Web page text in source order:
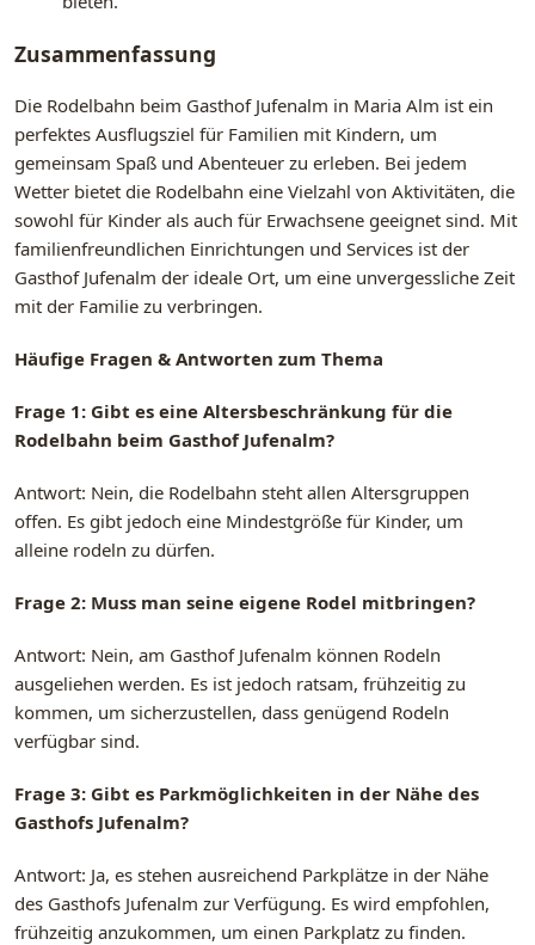
Zusammenfassung
Die Rodelbahn beim Gasthof Jufenalm in Maria Alm ist ein
perfektes Ausflugsziel für Familien mit Kindern, um
gemeinsam Spaß und Abenteuer zu erleben. Bei jedem
Wetter bietet die Rodelbahn eine Vielzahl von Aktivitäten, die
sowohl für Kinder als auch für Erwachsene geeignet sind. Mit
familienfreundlichen Einrichtungen und Services ist der
Gasthof Jufenalm der ideale Ort, um eine unvergessliche Zeit
mit der Familie zu verbringen.
Häufige Fragen & Antworten zum Thema
Frage 1: Gibt es eine Altersbeschränkung für die
Rodelbahn beim Gasthof Jufenalm?
Antwort: Nein, die Rodelbahn steht allen Altersgruppen
offen. Es gibt jedoch eine Mindestgröße für Kinder, um
alleine rodeln zu dürfen.
Frage 2: Muss man seine eigene Rodel mitbringen?
Antwort: Nein, am Gasthof Jufenalm können Rodeln
ausgeliehen werden. Es ist jedoch ratsam, frühzeitig zu
kommen, um sicherzustellen, dass genügend Rodeln
verfügbar sind.
Frage 3: Gibt es Parkmöglichkeiten in der Nähe des
Gasthofs Jufenalm?
Antwort: Ja, es stehen ausreichend Parkplätze in der Nähe
des Gasthofs Jufenalm zur Verfügung. Es wird empfohlen,
frühzeitig anzukommen, um einen Parkplatz zu finden.